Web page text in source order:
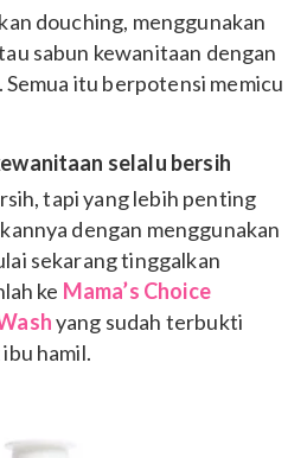
douching, menggunakan
sabun kewanitaan dengan
Semua itu berpotensi memicu
selalu bersih
tapi yang lebih penting
dengan menggunakan
sekarang tinggalkan
ke Mama’s Choice
yang sudah terbukti
hamil.